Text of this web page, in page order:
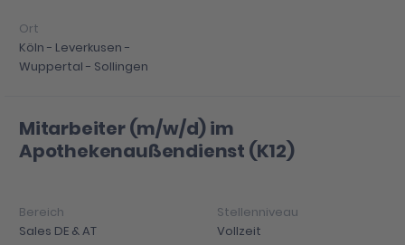
Köln - Leverkusen -
Wuppertal - Sollingen
Mitarbeiter (m/w/d) im
Apothekenaußendienst (K12)
Sales DE & AT Vollzeit